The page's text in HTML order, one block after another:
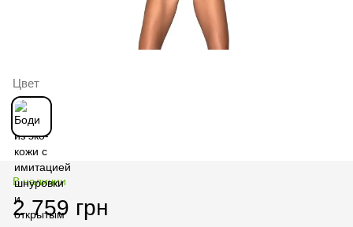
Цвет
В наличии
2 759 грн